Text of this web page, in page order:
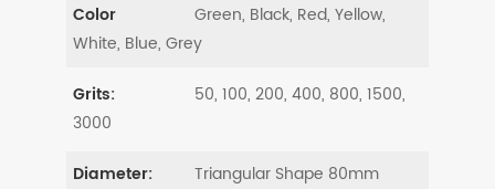
Color
Green, Black, Red, Yellow,
White, Blue, Grey
Grits:
50, 100, 200, 400, 800, 1500,
3000
Diameter: Triangular Shape 80mm